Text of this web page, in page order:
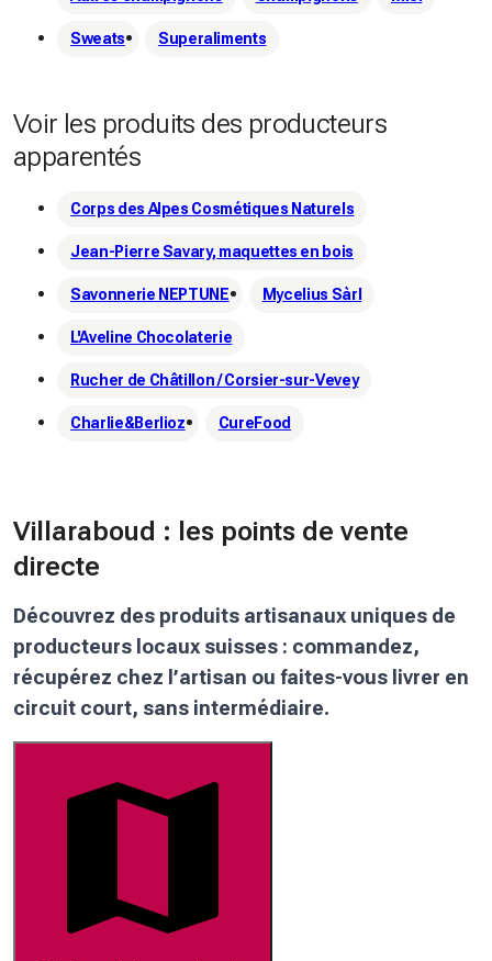
Sweats Superaliments
Voir les produits des producteurs
apparentés
Corps des Alpes Cosmétiques Naturels
Jean-Pierre Savary, maquettes en bois
Savonnerie NEPTUNE Mycelius Sàrl
L'Aveline Chocolaterie
Rucher de Châtillon / Corsier-sur-Vevey
Charlie&Berlioz CureFood
Villaraboud : les points de vente
directe
Découvrez des produits artisanaux uniques de
producteurs locaux suisses : commandez,
récupérez chez l’artisan ou faites-vous livrer en
circuit court, sans intermédiaire.